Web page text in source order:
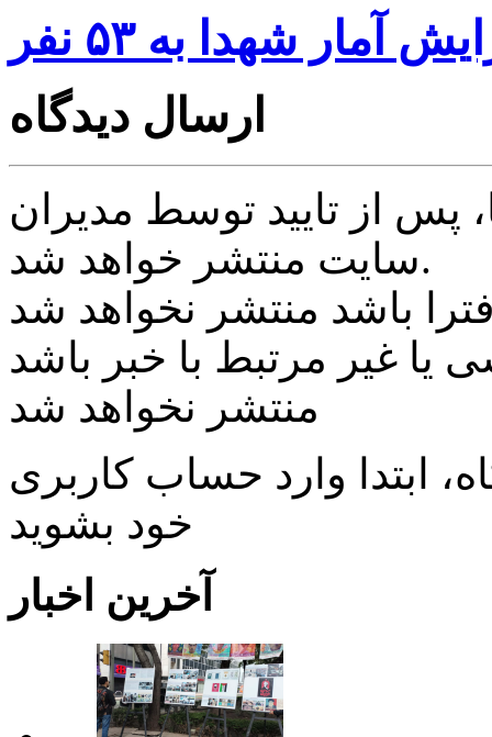
آمار شهدا به ۵۳ نفر
ارسال دیدگاه
از تایید توسط مدیران
سایت منتشر خواهد شد.
یا غیر مرتبط با خبر باشد
منتشر نخواهد شد
ابتدا وارد حساب كاربری
خود بشويد
آخرین اخبار